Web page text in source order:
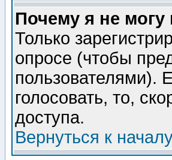
Почему я не могу
Только
опросе (чтобы
пользователями).
голосовать, то,
доступа.
Вернуться к